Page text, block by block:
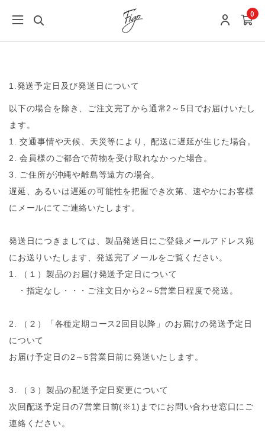
0
1.発送予定日及び発送日について
以下の場合を除き、ご注文完了から通常2～5日でお届けいたし
ます。
1. 交通事情や天候、天災等により、配送に遅延が生じた場合。
2. 会員様のご都合で荷物を受け取れなかった場合。
3. ご住所が沖縄や離島等遠方の場合。
遅延、あるいは遅延の可能性を把握でき次第、速やかにお客様
にメールにてご連絡いたします。
発送日につきましては、製品発送日にご登録メールアドレス宛
にお送りいたします、発送完了メールをご覧ください。
1. （１）製品のお届け発送予定日について
・指定なし・・・ご注文日から2～5営業日程度で発送。
2. （２）「各種定期コース2回目以降」のお届けの発送予定日
について
お届け予定日の2～5営業日前に発送いたします。
3. （３）製品の配送予定日変更について
次回配送予定日の7営業日前(※1)までにお問い合わせ窓口にご
連絡ください。